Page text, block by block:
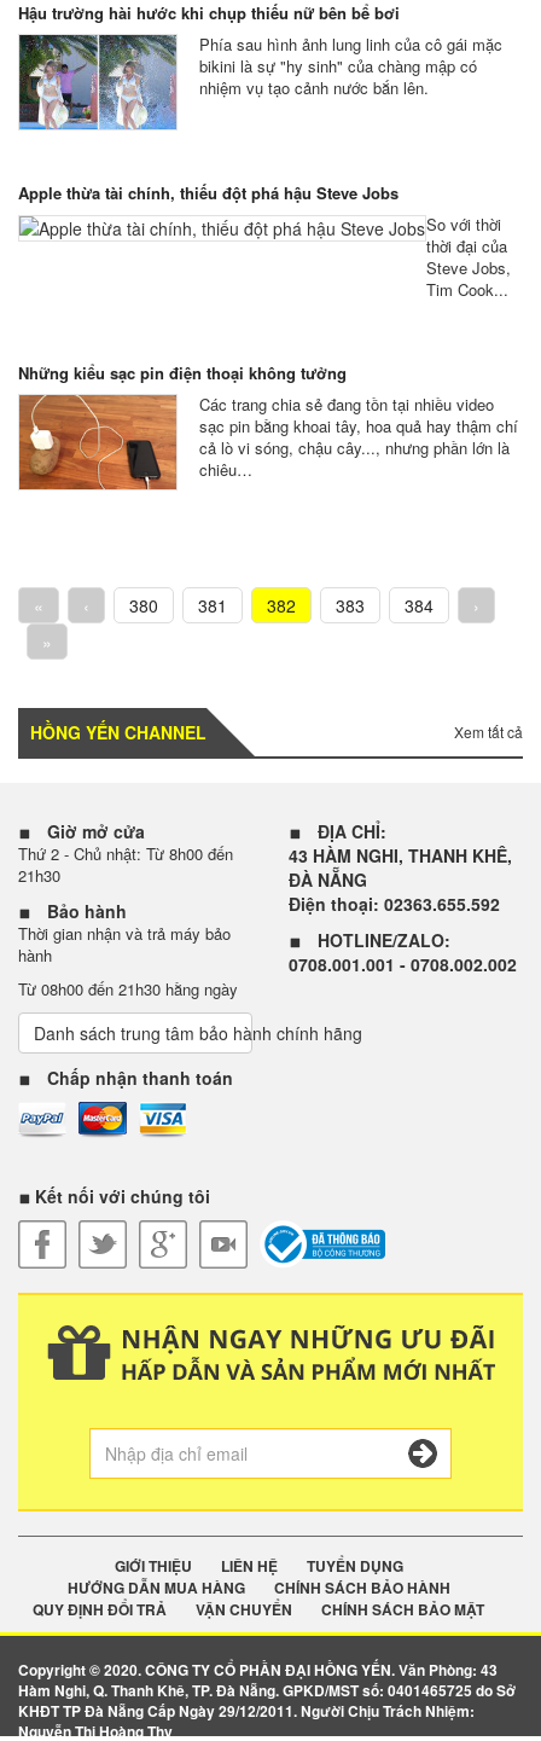
Hậu trường hài hước khi chụp thiếu nữ bên bể bơi
Phía sau hình ảnh lung linh của cô gái mặc
bikini là sự "hy sinh" của chàng mập có
nhiệm vụ tạo cảnh nước bắn lên.
Apple thừa tài chính, thiếu đột phá hậu Steve Jobs
So với thời
thời đại của
Steve Jobs,
Tim Cook...
Những kiểu sạc pin điện thoại không tưởng
Các trang chia sẻ đang tồn tại nhiều video
sạc pin bằng khoai tây, hoa quả hay thậm chí
cả lò vi sóng, chậu cây..., nhưng phần lớn là
chiêu…
« ‹ 380 381 382 383 384
›
»
HỒNG YẾN CHANNEL Xem tất cả
Giờ mở cửa
Thứ 2 - Chủ nhật: Từ 8h00 đến
21h30
Bảo hành
Thời gian nhận và trả máy bảo
hành
Từ 08h00 đến 21h30 hằng ngày
Danh sách trung tâm bảo hành chính hãng
Chấp nhận thanh toán
ĐỊA CHỈ:
43 HÀM NGHI, THANH KHÊ,
ĐÀ NẴNG
Điện thoại: 02363.655.592
HOTLINE/ZALO:
0708.001.001 - 0708.002.002
Kết nối với chúng tôi
GIỚI THIỆU LIÊN HỆ
TUYỂN DỤNG
HƯỚNG DẪN MUA HÀNG
CHÍNH SÁCH BẢO HÀNH
QUY ĐỊNH ĐỔI TRẢ
VẬN CHUYỂN CHÍNH SÁCH BẢO MẬT
Copyright © 2020. CÔNG TY CỔ PHẦN ĐẠI HỒNG YẾN. Văn Phòng: 43
Hàm Nghi, Q. Thanh Khê, TP. Đà Nẵng. GPKD/MST số: 0401465725 do Sở
KHĐT TP Đà Nẵng Cấp Ngày 29/12/2011. Người Chịu Trách Nhiệm:
Nguyễn Thị Hoàng Thy